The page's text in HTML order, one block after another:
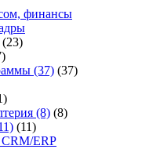
финансы
(23)
(37) (37)
(8) (8)
(11)
ERP